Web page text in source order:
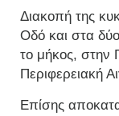
Διακοπή της
Οδό και στα
το μήκος, στην
Περιφερειακή
Επίσης